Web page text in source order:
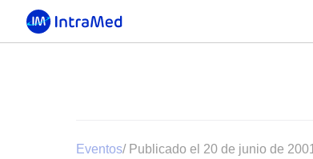
Eventos/ Publicado el 20 de junio de 2001